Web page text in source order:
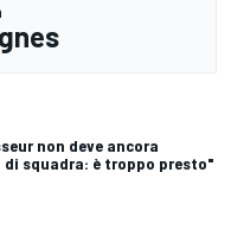
non deve ancora
squadra: è troppo presto"